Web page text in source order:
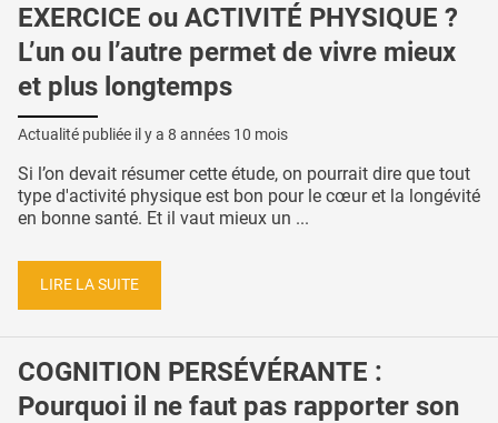
EXERCICE ou ACTIVITÉ PHYSIQUE ?
L’un ou l’autre permet de vivre mieux
et plus longtemps
Actualité publiée il y a 8 années 10 mois
Si l’on devait résumer cette étude, on pourrait dire que tout
type d'activité physique est bon pour le cœur et la longévité
en bonne santé. Et il vaut mieux un ...
LIRE LA SUITE
COGNITION PERSÉVÉRANTE :
Pourquoi il ne faut pas rapporter son